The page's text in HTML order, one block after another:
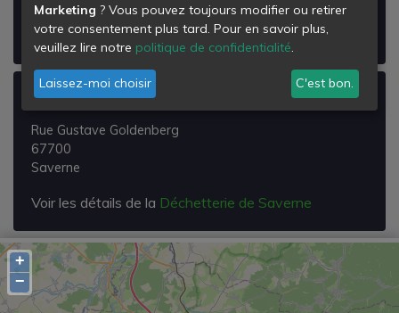
Voir les détails de laDéchetterie de Region de
Saverne Mobile
Déchetterie de Saverne
Rue Gustave Goldenberg
67700
Saverne
Voir les détails de la Déchetterie de Saverne
+
−
Marketing ? Vous pouvez toujours modifier ou retirer
votre consentement plus tard. Pour en savoir plus,
veuillez lire notre politique de confidentialité.
Laissez-moi choisir C'est bon.